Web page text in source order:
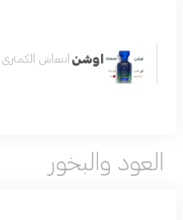
اوشن انتعاش
العود والبخور